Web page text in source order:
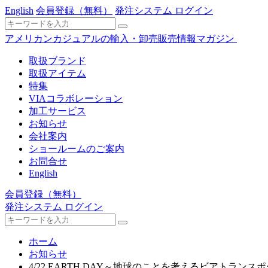
English 会員登録 （無料） 発注システム ログイン
アメリカンカジュアルの輸入・卸売販売情報マガジン
取扱ブランド
取扱アイテム
特集
VIAコラボレーション
加工サービス
お知らせ
会社案内
ショールームのご案内
お問合せ
English
会員登録 （無料）
発注システム ログイン
ホーム
お知らせ